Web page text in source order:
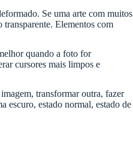
Se uma arte com muitos
Elementos com
quando a foto for
cursores mais limpos e
transformar outra, fazer
escuro, estado normal, estado de